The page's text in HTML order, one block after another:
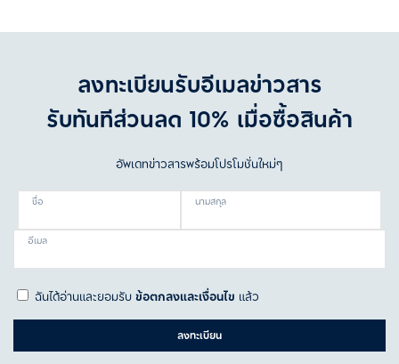
5. ตู้เย็นใช้งานได้นานเท่าไหร่
6. วิธีประหยัดไฟตู้เย็นมีอะไรบ้าง
ลงทะเบียนรับอีเมลข่าวสาร
รับทันทีส่วนลด 10% เมื่อซื้อสินค้า
อัพเดทข่าวสารพร้อมโปรโมชั่นใหม่ๆ
ชื่อ นามสกุล
อีเมล
ฉันได้อ่านและยอมรับข้อตกลงและเงื่อนไข แล้ว
ลงทะเบียน